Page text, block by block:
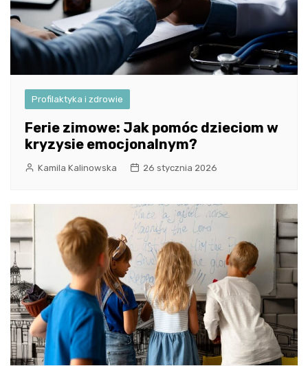
Profilaktyka i zdrowie
Ferie zimowe: Jak pomóc dzieciom w
kryzysie emocjonalnym?
Kamila Kalinowska 26 stycznia 2026